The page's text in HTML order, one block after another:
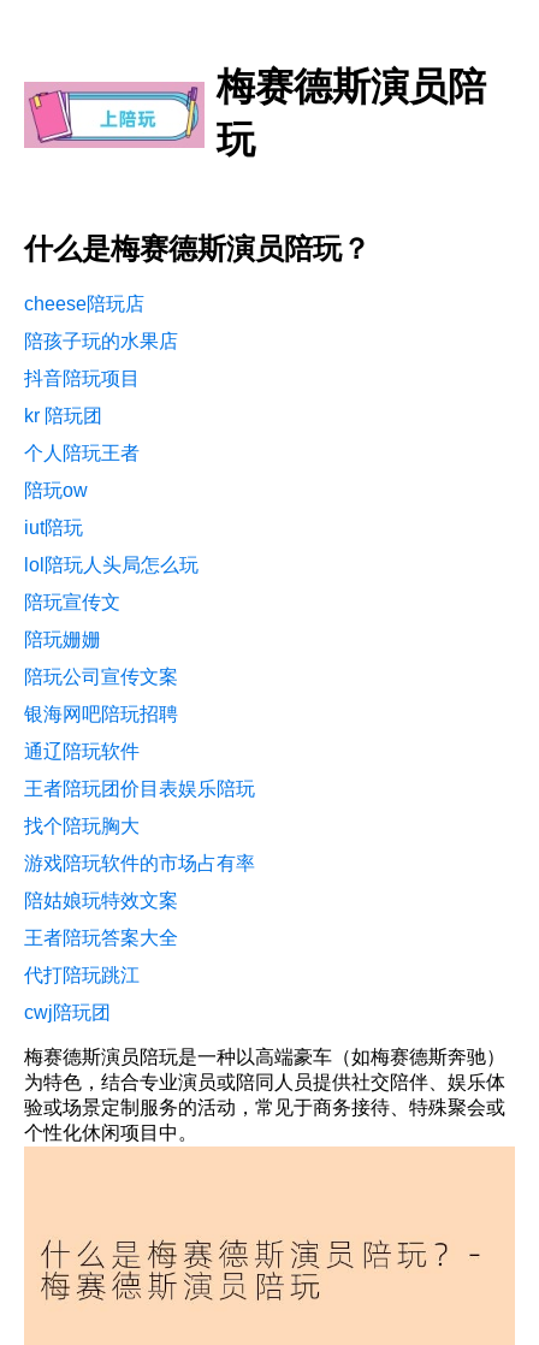
梅赛德斯演员陪
玩
什么是梅赛德斯演员陪玩？
cheese陪玩店
陪孩子玩的水果店
抖音陪玩项目
kr 陪玩团
个人陪玩王者
陪玩ow
iut陪玩
lol陪玩人头局怎么玩
陪玩宣传文
陪玩姗姗
陪玩公司宣传文案
银海网吧陪玩招聘
通辽陪玩软件
王者陪玩团价目表娱乐陪玩
找个陪玩胸大
游戏陪玩软件的市场占有率
陪姑娘玩特效文案
王者陪玩答案大全
代打陪玩跳江
cwj陪玩团
梅赛德斯演员陪玩是一种以高端豪车（如梅赛德斯奔驰）
为特色，结合专业演员或陪同人员提供社交陪伴、娱乐体
验或场景定制服务的活动，常见于商务接待、特殊聚会或
个性化休闲项目中。